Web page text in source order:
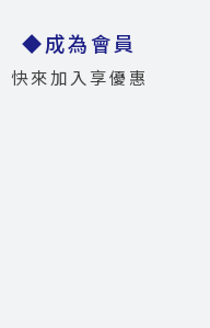
◆成為會員
快來加入享優惠